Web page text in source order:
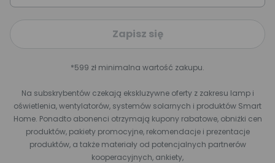
Zapisz się
*599 zł minimalna wartość zakupu.
Na subskrybentów czekają ekskluzywne oferty z zakresu lamp i
oświetlenia, wentylatorów, systemów solarnych i produktów Smart
Home. Ponadto abonenci otrzymają kupony rabatowe, obniżki cen
produktów, pakiety promocyjne, rekomendacje i prezentacje
produktów, a także materiały od potencjalnych partnerów
kooperacyjnych, ankiety,